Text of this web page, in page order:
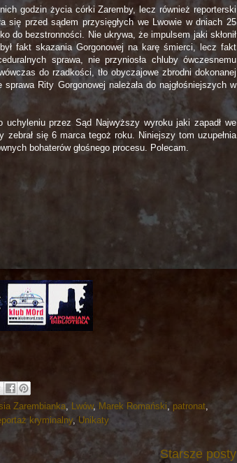
godzin życia córki Zaremby, lecz również reporterski
się przed sądem przysięgłych we Lwowie w dniach 25
do bezstronności. Nie ukrywa, że impulsem jaki skłonił
fakt skazania Gorgonowej na karę śmierci, lecz fakt
sprawa, nie przyniosła chluby ówczesnemu
do rzadkości, tło obyczajowe zbrodni dokonanej
Rity Gorgonowej należała do najgłośniejszych w
przez Sąd Najwyższy wyroku jaki zapadł we
zebrał się 6 marca tegoż roku. Niniejszy tom uzupełnia
bohaterów głośnego procesu. Polecam.
Zarembianka, Lwów, Marek Romański patronat
kryminalny, Unikaty
Starsze posty